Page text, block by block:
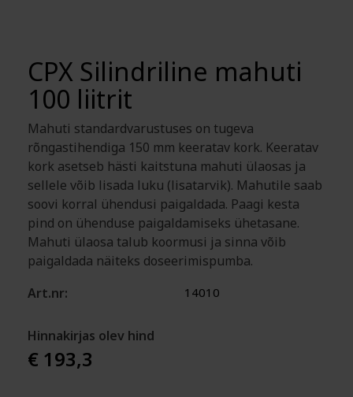
CPX Silindriline mahuti
100 liitrit
Mahuti standardvarustuses on tugeva
rõngastihendiga 150 mm keeratav kork. Keeratav
kork asetseb hästi kaitstuna mahuti ülaosas ja
sellele võib lisada luku (lisatarvik). Mahutile saab
soovi korral ühendusi paigaldada. Paagi kesta
pind on ühenduse paigaldamiseks ühetasane.
Mahuti ülaosa talub koormusi ja sinna võib
paigaldada näiteks doseerimispumba.
Art.nr:
14010
Hinnakirjas olev hind
€ 193,3